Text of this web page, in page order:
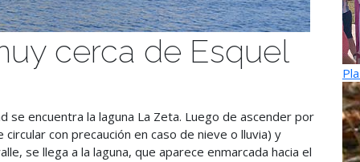
cerca de Esquel
se encuentra la laguna La Zeta. Luego de ascender por
con precaución en caso de nieve o lluvia) y
se llega a la laguna, que aparece enmarcada hacia el